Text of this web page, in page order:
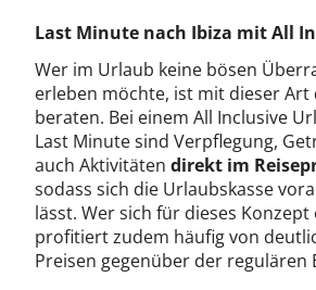
Last Minute nach Ibiza mit All
Wer im Urlaub keine bösen
erleben möchte, ist mit dieser Art
beraten. Bei einem All Inclusive
Last Minute sind Verpflegung,
auch Aktivitäten direkt im
sodass sich die Urlaubskasse
lässt. Wer sich für dieses
profitiert zudem häufig von
Preisen gegenüber der regulären